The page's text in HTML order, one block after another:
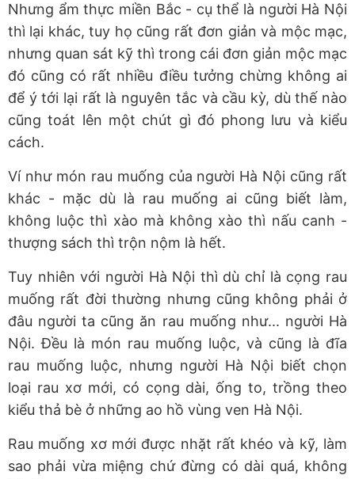
Nhưng ẩm thực miền Bắc - cụ thể là người Hà Nội
thì lại khác, tuy họ cũng rất đơn giản và mộc mạc,
nhưng quan sát kỹ thì trong cái đơn giản mộc mạc
đó cũng có rất nhiều điều tưởng chừng không ai
để ý tới lại rất là nguyên tắc và cầu kỳ, dù thế nào
cũng toát lên một chút gì đó phong lưu và kiểu
cách.
Ví như món rau muống của người Hà Nội cũng rất
khác - mặc dù là rau muống ai cũng biết làm,
không luộc thì xào mà không xào thì nấu canh -
thượng sách thì trộn nộm là hết.
Tuy nhiên với người Hà Nội thì dù chỉ là cọng rau
muống rất đời thường nhưng cũng không phải ở
đâu người ta cũng ăn rau muống như... người Hà
Nội. Đều là món rau muống luộc, và cũng là đĩa
rau muống luộc, nhưng người Hà Nội biết chọn
loại rau xơ mới, có cọng dài, ống to, trồng theo
kiểu thả bè ở những ao hồ vùng ven Hà Nội.
Rau muống xơ mới được nhặt rất khéo và kỹ, làm
sao phải vừa miệng chứ đừng có dài quá, không